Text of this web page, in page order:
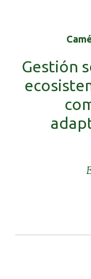
Gestión